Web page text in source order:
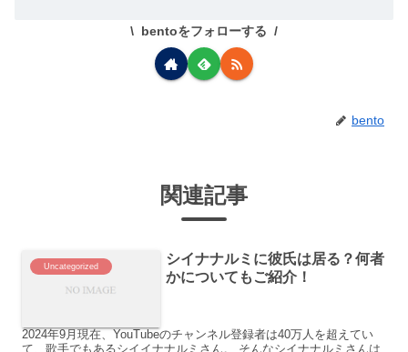
bentoをフォローする
bento
関連記事
Uncategorized
シイナナルミに彼氏は居る？何者
かについてもご紹介！
2024年9月現在、YouTubeのチャンネル登録者は40万人を超えてい
て、歌手でもあるシイイナナルミさん。 そんなシイナナルミさんは